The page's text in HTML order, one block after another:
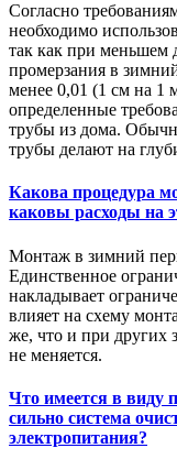
Согласно
необходимо
так как при меньшем
промерзания в
менее 0,01 (1 см на 1
определенные
трубы из дома.
трубы делают на
Какова процедура
каковы расходы на
Монтаж в зимний
Единственное
накладывает
влияет на схему
же, что и при других
не меняется.
Что имеется в виду
сильно система
электропитания?